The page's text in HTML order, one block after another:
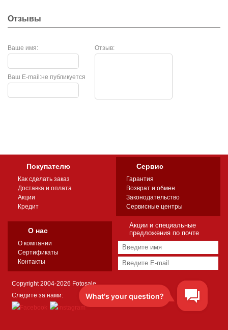
Отзывы
Ваше имя: Отзыв:
не публикуется
Ваш E-mail:
Покупателю
Как сделать заказ
Доставка и оплата
Акции
Кредит
Сервис
Гарантия
Возврат и обмен
Законодательство
Сервисные центры
О нас
О компании
Сертификаты
Контакты
Акции и специальные
предложения по почте
Copyright 2004-2026 Fotosale
Следите за нами: